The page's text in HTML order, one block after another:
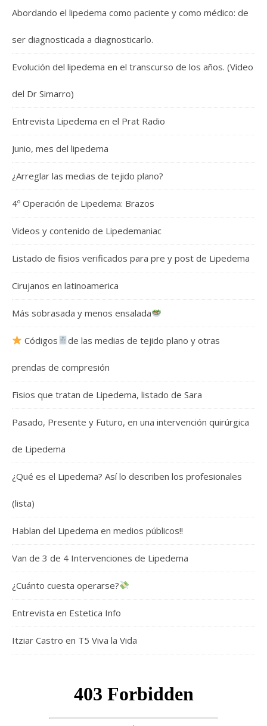
Abordando el lipedema como paciente y como médico: de
ser diagnosticada a diagnosticarlo.
Evolución del lipedema en el transcurso de los años. (Video
del Dr Simarro)
Entrevista Lipedema en el Prat Radio
Junio, mes del lipedema
¿Arreglar las medias de tejido plano?
4º Operación de Lipedema: Brazos
Videos y contenido de Lipedemaniac
Listado de fisios verificados para pre y post de Lipedema
Cirujanos en latinoamerica
Más sobrasada y menos ensalada
Códigos de las medias de tejido plano y otras
prendas de compresión
Fisios que tratan de Lipedema, listado de Sara
Pasado, Presente y Futuro, en una intervención quirúrgica
de Lipedema
¿Qué es el Lipedema? Así lo describen los profesionales
(lista)
Hablan del Lipedema en medios públicos!!
Van de 3 de 4 Intervenciones de Lipedema
¿Cuánto cuesta operarse?
Entrevista en Estetica Info
Itziar Castro en T5 Viva la Vida